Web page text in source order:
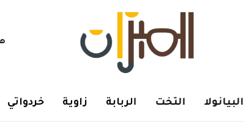
البيانولا التخت الربابة زاوية خردواتي